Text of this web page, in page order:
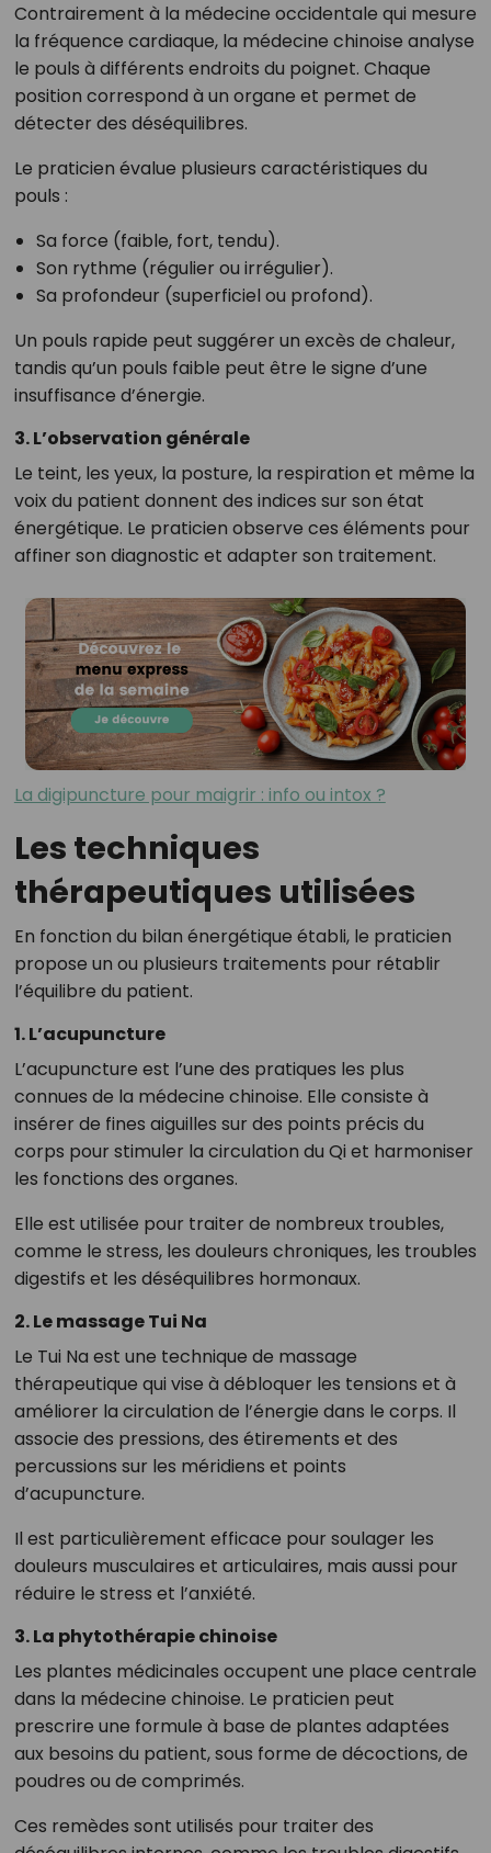
Contrairement à la médecine occidentale qui mesure
la fréquence cardiaque, la médecine chinoise analyse
le pouls à différents endroits du poignet. Chaque
position correspond à un organe et permet de
détecter des déséquilibres.
Le praticien évalue plusieurs caractéristiques du
pouls :
Sa force (faible, fort, tendu).
Son rythme (régulier ou irrégulier).
Sa profondeur (superficiel ou profond).
Un pouls rapide peut suggérer un excès de chaleur,
tandis qu’un pouls faible peut être le signe d’une
insuffisance d’énergie.
3. L’observation générale
Le teint, les yeux, la posture, la respiration et même la
voix du patient donnent des indices sur son état
énergétique. Le praticien observe ces éléments pour
affiner son diagnostic et adapter son traitement.
La digipuncture pour maigrir : info ou intox ?
Les techniques
thérapeutiques utilisées
En fonction du bilan énergétique établi, le praticien
propose un ou plusieurs traitements pour rétablir
l’équilibre du patient.
1. L’acupuncture
L’acupuncture est l’une des pratiques les plus
connues de la médecine chinoise. Elle consiste à
insérer de fines aiguilles sur des points précis du
corps pour stimuler la circulation du Qi et harmoniser
les fonctions des organes.
Elle est utilisée pour traiter de nombreux troubles,
comme le stress, les douleurs chroniques, les troubles
digestifs et les déséquilibres hormonaux.
2. Le massage Tui Na
Le Tui Na est une technique de massage
thérapeutique qui vise à débloquer les tensions et à
améliorer la circulation de l’énergie dans le corps. Il
associe des pressions, des étirements et des
percussions sur les méridiens et points
d’acupuncture.
Il est particulièrement efficace pour soulager les
douleurs musculaires et articulaires, mais aussi pour
réduire le stress et l’anxiété.
3. La phytothérapie chinoise
Les plantes médicinales occupent une place centrale
dans la médecine chinoise. Le praticien peut
prescrire une formule à base de plantes adaptées
aux besoins du patient, sous forme de décoctions, de
poudres ou de comprimés.
Ces remèdes sont utilisés pour traiter des